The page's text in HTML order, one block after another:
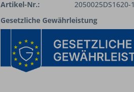
Artikel-Nr.:
2050025DS1620-1
Gesetzliche Gewährleistung